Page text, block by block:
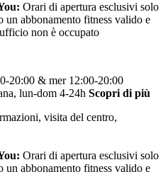
Orari di apertura esclusivi solo
abbonamento fitness valido e
non è occupato
20:00 & mer 12:00-20:00
lun-dom 4-24h Scopri di più
visita del centro,
Orari di apertura esclusivi solo
abbonamento fitness valido e